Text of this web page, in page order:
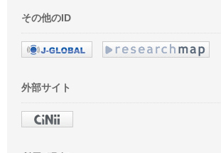
その他のID
外部サイト